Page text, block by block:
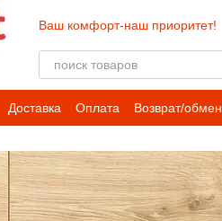
Ваш комфорт-наш приоритет!
Доставка Оплата Возврат/обмен